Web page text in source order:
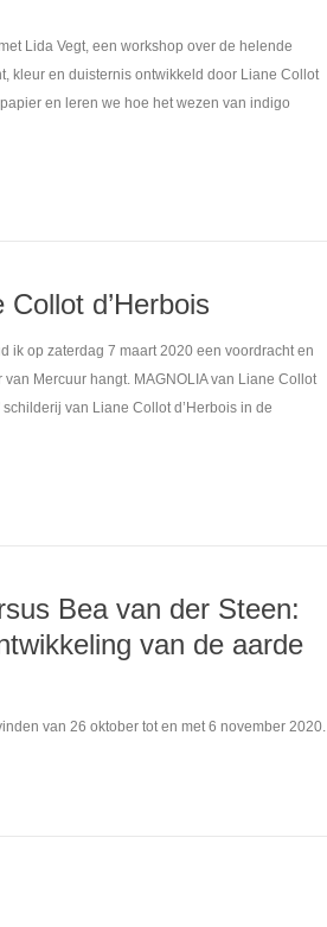
Lida Vegt, een workshop over de helende
kleur en duisternis ontwikkeld door Liane Collot
en leren we hoe het wezen van indigo
d’Herbois
ik op zaterdag 7 maart 2020 een voordracht en
Mercuur hangt. MAGNOLIA van Liane Collot
van Liane Collot d’Herbois in de
Bea van der Steen:
van de aarde
van 26 oktober tot en met 6 november